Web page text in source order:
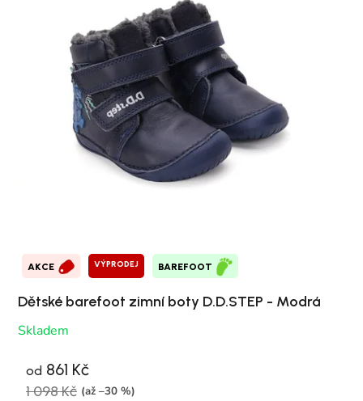
AKCE VÝPRODEJ BAREFOOT
Dětské barefoot zimní boty D.D.STEP - Modrá
Skladem
od 861 Kč
1 098 Kč (až –30 %)